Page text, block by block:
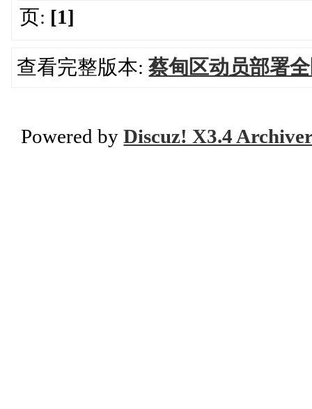
页: [1]
查看完整版本:蔡甸区动员部署
Powered byDiscuz! X3.4